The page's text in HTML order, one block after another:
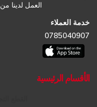
العمل لدينا من 9:00 حتي 18:00 من السبت إلى الخميس
خدمة العملاء
0785040907
الأقسام الرئيسية